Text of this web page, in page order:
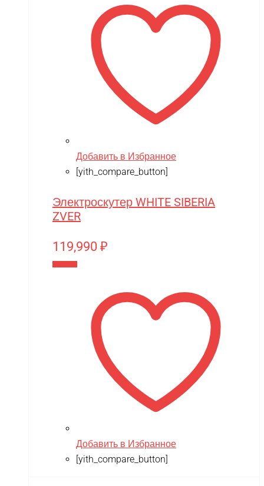
Добавить в Избранное
[yith_compare_button]
Электроскутер WHITE SIBERIA
ZVER
119,990 ₽
Добавить в Избранное
[yith_compare_button]